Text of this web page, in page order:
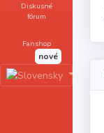
Diskusné
fórum
Fanshop
nové